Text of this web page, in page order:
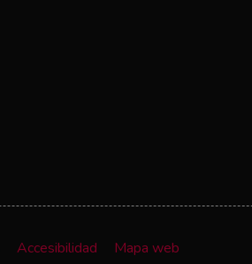
Accesibilidad Mapa web